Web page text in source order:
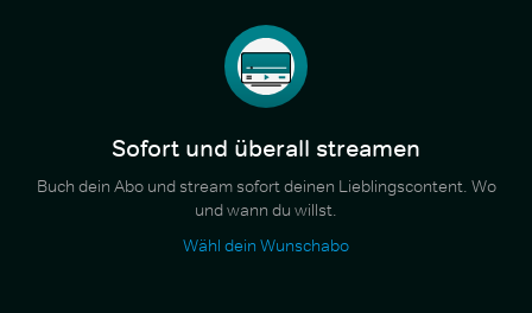
Sofort und überall streamen
Buch dein Abo und stream sofort deinen Lieblingscontent. Wo
und wann du willst.
Wähl dein Wunschabo